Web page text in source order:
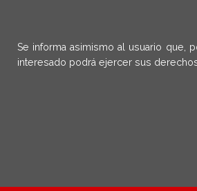
Se informa asimismo al usuario que,
interesado podrá ejercer sus